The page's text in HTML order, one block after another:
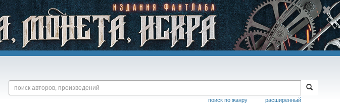
расширенный
поиск по жанру